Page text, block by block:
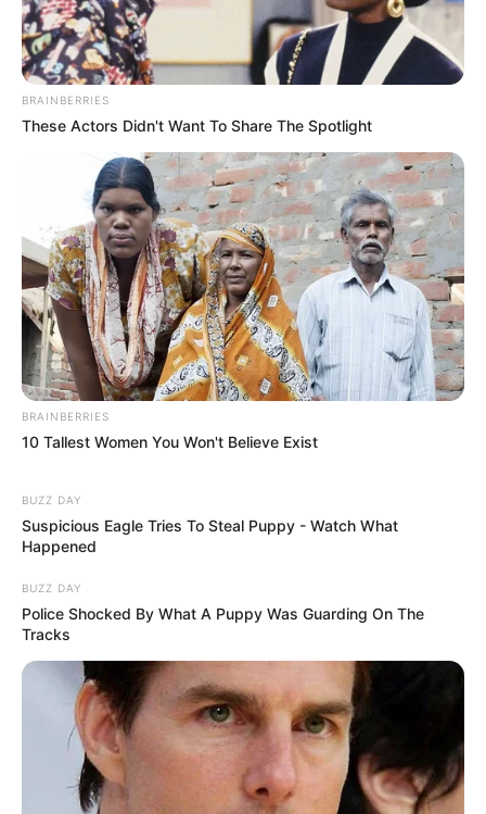
BRAINBERRIES
These Actors Didn't Want To Share The Spotlight
BRAINBERRIES
10 Tallest Women You Won't Believe Exist
BUZZ DAY
Suspicious Eagle Tries To Steal Puppy - Watch What
Happened
BUZZ DAY
Police Shocked By What A Puppy Was Guarding On The
Tracks